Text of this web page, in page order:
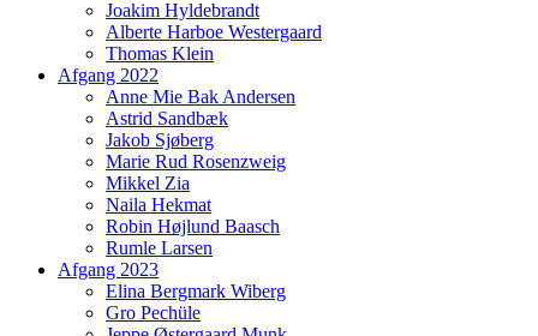
Joakim Hyldebrandt
Alberte Harboe Westergaard
Thomas Klein
Afgang 2022
Anne Mie Bak Andersen
Astrid Sandbæk
Jakob Sjøberg
Marie Rud Rosenzweig
Mikkel Zia
Naila Hekmat
Robin Højlund Baasch
Rumle Larsen
Afgang 2023
Elina Bergmark Wiberg
Gro Pechüle